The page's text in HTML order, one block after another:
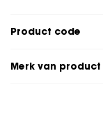
Product code
Merk van product